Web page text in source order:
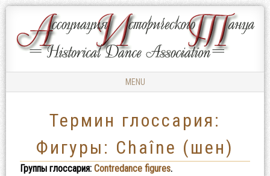
АССОЦИАЦИЯ
ИСТОРИЧЕСКОГО
Ассоциация
Исторического
Танца
MENU
Термин глоссария:
Фигуры: Chaîne (шен)
Группы глоссария: Contredance figures.